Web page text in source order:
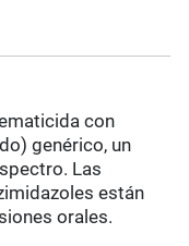
con
genérico, un
Las
están
orales.